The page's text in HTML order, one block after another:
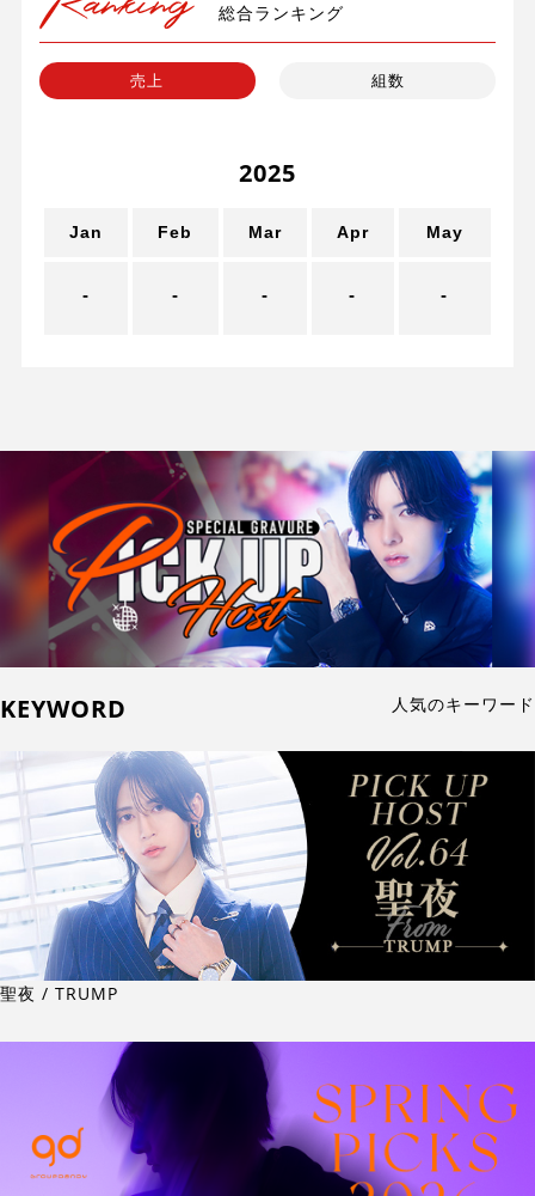
総合ランキング
売上 組数
2025
Jan Feb Mar Apr May
- - - - -
KEYWORD 人気のキーワード
聖夜 / TRUMP